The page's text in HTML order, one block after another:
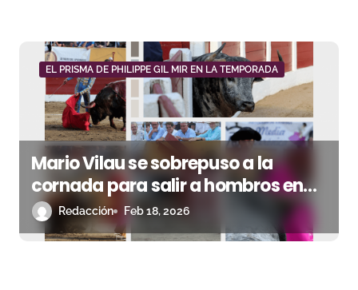
EL PRISMA DE PHILIPPE GIL MIR EN LA TEMPORADA
Mario Vilau se sobrepuso a la
cornada para salir a hombros en
una feria de Céret marcada por la
lluvia y la emoción
Redacción Feb 18, 2026